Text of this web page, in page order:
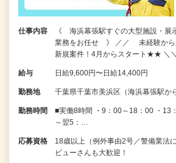
仕事内容
《 海浜幕張駅すぐの大型施設・展
業務をお任せ 》 ／／ 未経験か
新規案件！4月からスタート★★ ＼
給与 日給9,600円〜日給14,400円
勤務地 千葉県千葉市美浜区（海浜幕張駅か
勤務時間
■実働8時間 ・9：00～18：00 ・13
～翌5：…
応募資格
18歳以上（例外事由2号／警備業法
ビューさんも大歓迎！